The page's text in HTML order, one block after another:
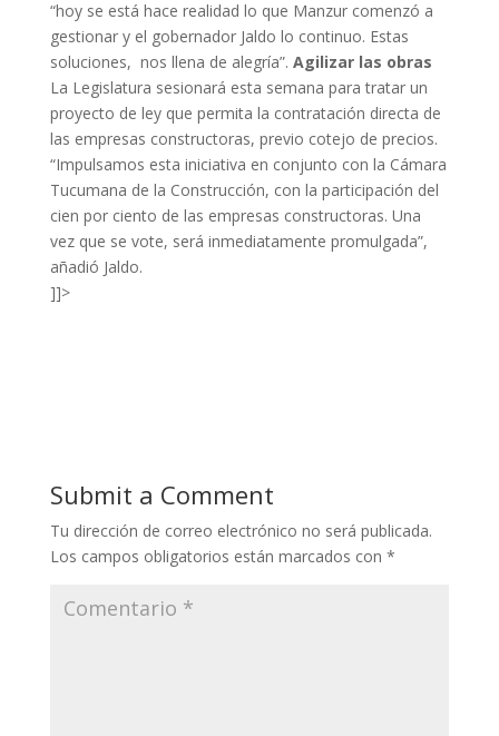
“hoy se está hace realidad lo que Manzur comenzó a
gestionar y el gobernador Jaldo lo continuo. Estas
soluciones, nos llena de alegría”. Agilizar las obras
La Legislatura sesionará esta semana para tratar un
proyecto de ley que permita la contratación directa de
las empresas constructoras, previo cotejo de precios.
“Impulsamos esta iniciativa en conjunto con la Cámara
Tucumana de la Construcción, con la participación del
cien por ciento de las empresas constructoras. Una
vez que se vote, será inmediatamente promulgada”,
añadió Jaldo.
]]>
Submit a Comment
Tu dirección de correo electrónico no será publicada.
Los campos obligatorios están marcados con *